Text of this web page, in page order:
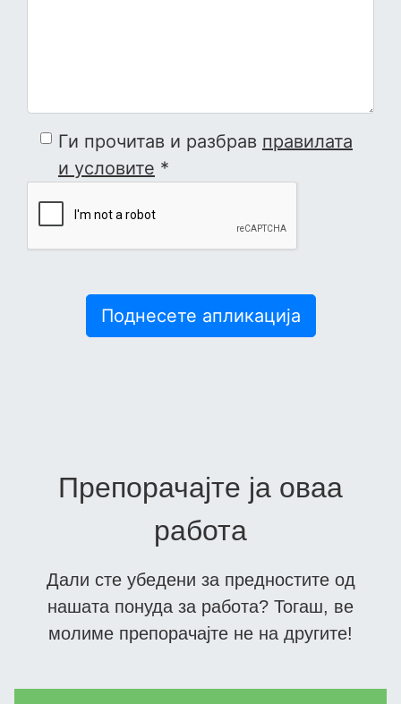
Ги прочитав и разбрав правилата
и условите *
Поднесете апликација
Препорачајте ја оваа
работа
Дали сте убедени за предностите од
нашата понуда за работа? Тогаш, ве
молиме препорачајте не на другите!